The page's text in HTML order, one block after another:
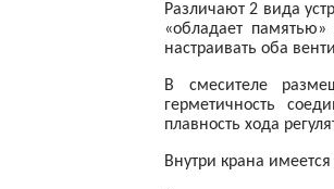
Различают 2 вида
«обладает
настраивать оба
В смесителе
герметичность
плавность хода
Внутри крана